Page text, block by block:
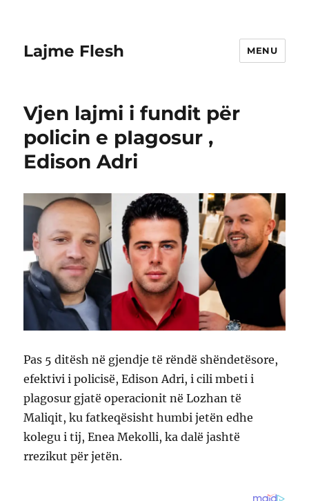
Lajme Flesh MENU
Vjen lajmi i fundit për
policin e pIagosur ,
Edison Adri
Pas 5 ditësh në gjendje të rëndë shëndetësore,
efektivi i policisë, Edison Adri, i cili mbeti i
plagosur gjatë operacionit në Lozhan të
Maliqit, ku fatkeqësisht humbi jetën edhe
kolegu i tij, Enea Mekolli, ka dalë jashtë
rrezikut për jetën.